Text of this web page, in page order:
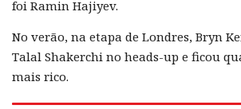
foi Ramin Hajiyev.
No verão, na etapa de Londres, Bryn
Talal Shakerchi no heads-up e ficou
mais rico.